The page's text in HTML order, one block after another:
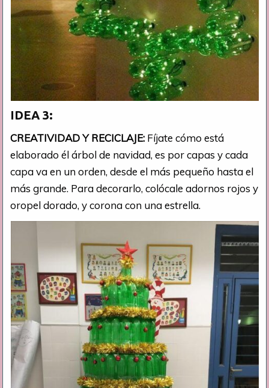
IDEA 3:
CREATIVIDAD Y RECICLAJE: Fíjate cómo está
elaborado él árbol de navidad, es por capas y cada
capa va en un orden, desde el más pequeño hasta el
más grande. Para decorarlo, colócale adornos rojos y
oropel dorado, y corona con una estrella.